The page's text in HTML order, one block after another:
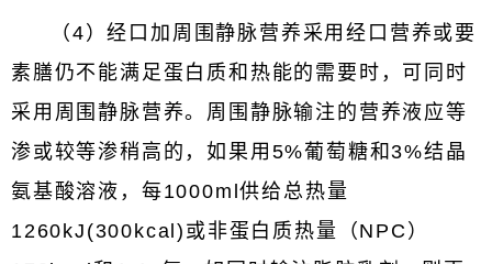
（4）经口加周围静脉营养采用经口营养或要
素膳仍不能满足蛋白质和热能的需要时，可同时
采用周围静脉营养。周围静脉输注的营养液应等
渗或较等渗稍高的，如果用5%葡萄糖和3%结晶
氨基酸溶液，每1000ml供给总热量
1260kJ(300kcal)或非蛋白质热量（NPC）